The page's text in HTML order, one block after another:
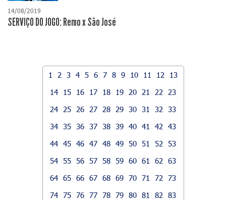
14/08/2019
SERVIÇO DO JOGO: Remo x São José
1 2 3 4 5 6 7 8 9 10 11 12
13
14
15 16 17 18 19 20 21 22
23
24
25 26 27 28 29 30 31 32
33
34 35 36 37 38 39 40 41 42
43
44 45 46 47 48 49 50 51 52
53
54 55 56 57 58 59 60 61 62
63
64 65 66 67 68 69 70 71 72
73
74 75 76 77 78 79 80 81 82
83